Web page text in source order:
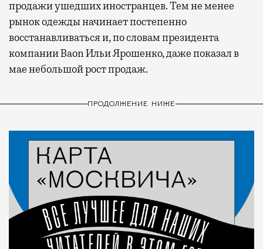
продажи ушедших иностранцев. Тем не менее
рынок одежды начинает постепенно
восстанавливаться и, по словам президента
компании Baon Ильи Ярошенко, даже показал в
мае небольшой рост продаж.
ПРОДОЛЖЕНИЕ НИЖЕ